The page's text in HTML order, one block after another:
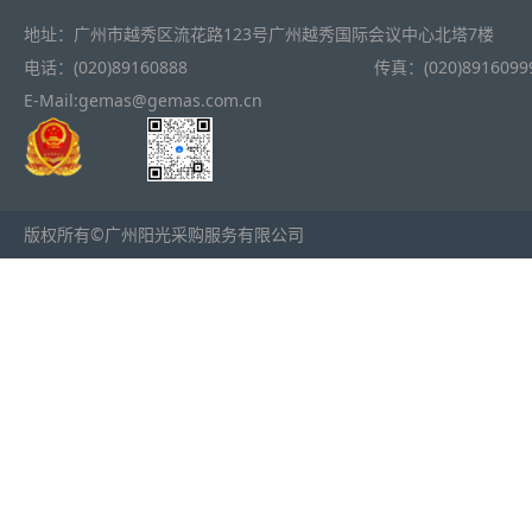
地址：广州市越秀区流花路123号广州越秀国际会议中心北塔7楼
电话：(020)89160888
传真：
E-Mail:gemas@gemas.com.cn
版权所有©广州阳光采购服务有限公司